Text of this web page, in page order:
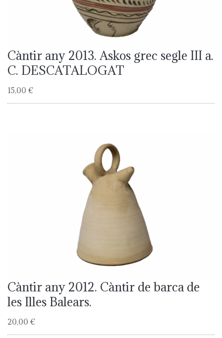
Càntir any 2013. Askos grec segle III a.
C. DESCATALOGAT
15,00 €
Càntir any 2012. Càntir de barca de
les Illes Balears.
20,00 €